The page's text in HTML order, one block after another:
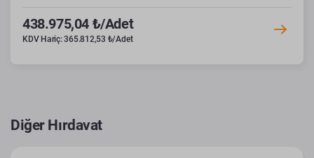
438.975,04 ₺/Adet
KDV Hariç: 365.812,53 ₺/Adet
Diğer Hırdavat